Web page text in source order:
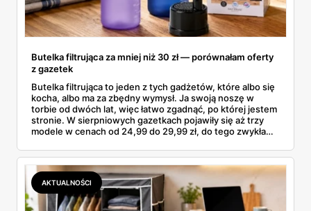
Butelka filtrująca za mniej niż 30 zł — porównałam oferty
z gazetek
Butelka filtrująca to jeden z tych gadżetów, które albo się
kocha, albo ma za zbędny wymysł. Ja swoją noszę w
torbie od dwóch lat, więc łatwo zgadnąć, po której jestem
stronie. W sierpniowych gazetkach pojawiły się aż trzy
modele w cenach od 24,99 do 29,99 zł, do tego zwykła
wszystkie oferty i policzyłam, kiedy taki zakup faktycznie
się opłaca.
AKTUALNOŚCI